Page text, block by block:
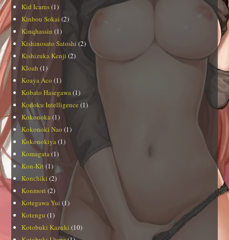
Kid Icarus(1)
Kinbou Sokai (2)
Kinqhassin (1)
Kishinosato Satoshi (2)
Kishizuka Kenji (2)
Kloah (1)
Koaya Aco (1)
Kobato Hasegawa(1)
Kodoku Intelligence (1)
Kokonoka(1)
Kokonoki Nao (1)
Kokonokiya(1)
Komagata(1)
Kon-Kit(1)
Konchiki (2)
Konmori (2)
Kotegawa Yui (1)
Kotengu (1)
Kotobuki Kazuki (10)